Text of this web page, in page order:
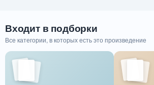
Входит в подборки
Все категории, в которых есть это произведение